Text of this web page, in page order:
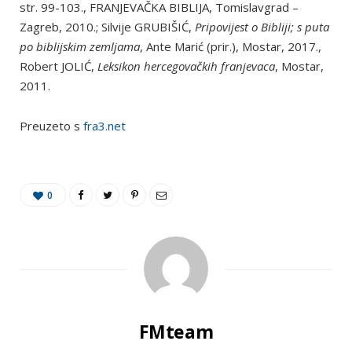
str. 99-103., FRANJEVAČKA BIBLIJA, Tomislavgrad –
Zagreb, 2010.; Silvije GRUBIŠIĆ, Pripovijest o Bibliji; s puta
po biblijskim zemljama, Ante Marić (prir.), Mostar, 2017.,
Robert JOLIĆ, Leksikon hercegovačkih franjevaca, Mostar,
2011.
Preuzeto s fra3.net
0
FMteam